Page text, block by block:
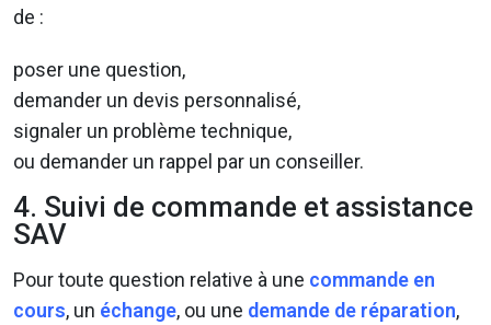
de :
poser une question,
demander un devis personnalisé,
signaler un problème technique,
ou demander un rappel par un conseiller.
4. Suivi de commande et assistance
SAV
Pour toute question relative à une commande en
cours, un échange, ou une demande de réparation,